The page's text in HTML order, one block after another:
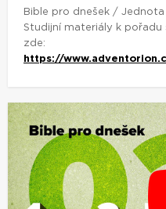
Bible pro dnešek /
Studijní materiály k
zde:
https://